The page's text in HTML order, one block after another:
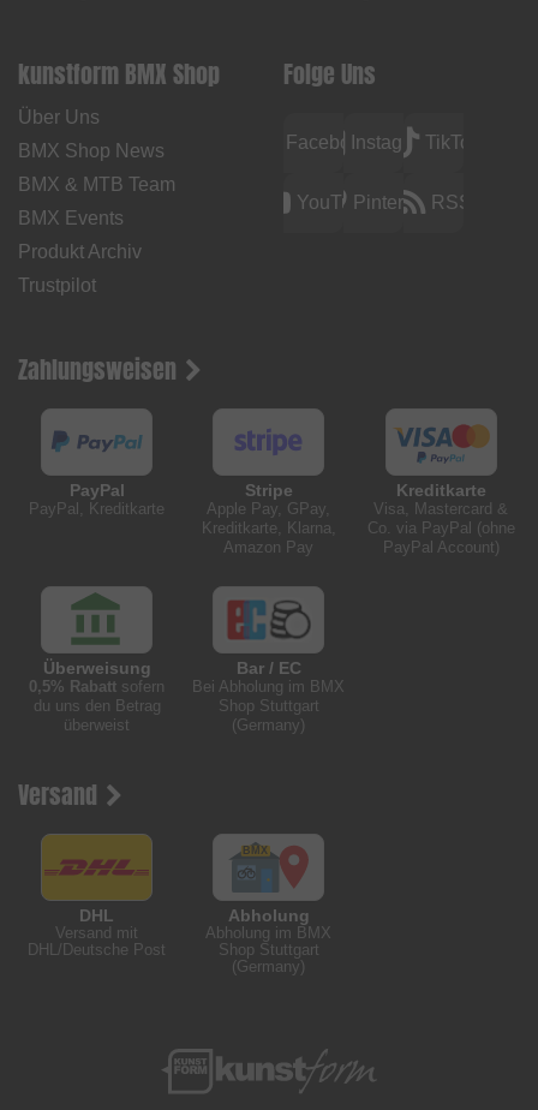
kunstform BMX Shop
Über Uns
BMX Shop News
BMX & MTB Team
BMX Events
Produkt Archiv
Trustpilot
Folge Uns
FacebookInstagramTikTok
YouTubePinterest RSS
Zahlungsweisen
PayPal
PayPal, Kreditkarte
Stripe
Apple Pay, GPay,
Kreditkarte, Klarna,
Amazon Pay
Kreditkarte
Visa, Mastercard &
Co. via PayPal (ohne
PayPal Account)
Überweisung
0,5% Rabatt sofern
du uns den Betrag
überweist
Bar / EC
Bei Abholung im BMX
Shop Stuttgart
(Germany)
Versand
DHL
Versand mit
DHL/Deutsche Post
Abholung
Abholung im BMX
Shop Stuttgart
(Germany)